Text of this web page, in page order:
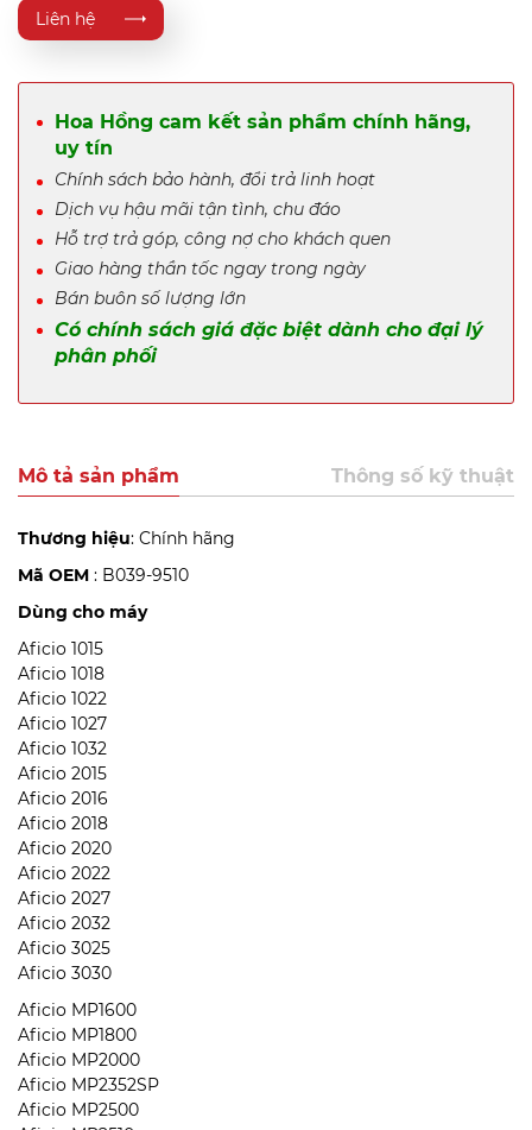
Liên hệ
Hoa Hồng cam kết sản phẩm chính hãng,
uy tín
Chính sách bảo hành, đổi trả linh hoạt
Dịch vụ hậu mãi tận tình, chu đáo
Hỗ trợ trả góp, công nợ cho khách quen
Giao hàng thần tốc ngay trong ngày
Bán buôn số lượng lớn
Có chính sách giá đặc biệt dành cho đại lý
phân phối
Mô tả sản phẩm Thông số kỹ thuật
Thương hiệu: Chính hãng
Mã OEM : B039-9510
Dùng cho máy
Aficio 1015
Aficio 1018
Aficio 1022
Aficio 1027
Aficio 1032
Aficio 2015
Aficio 2016
Aficio 2018
Aficio 2020
Aficio 2022
Aficio 2027
Aficio 2032
Aficio 3025
Aficio 3030
Aficio MP1600
Aficio MP1800
Aficio MP2000
Aficio MP2352SP
Aficio MP2500